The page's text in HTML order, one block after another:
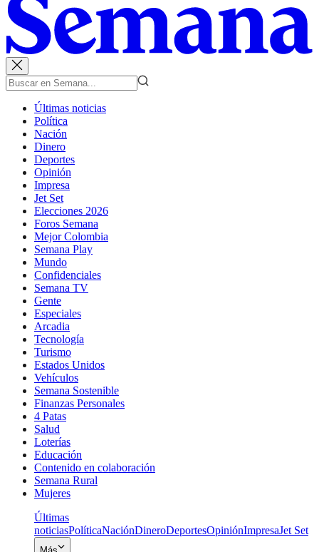
Últimas noticias
Política
Nación
Dinero
Deportes
Opinión
Impresa
Jet Set
Elecciones 2026
Foros Semana
Mejor Colombia
Semana Play
Mundo
Confidenciales
Semana TV
Gente
Especiales
Arcadia
Tecnología
Turismo
Estados Unidos
Vehículos
Semana Sostenible
Finanzas Personales
4 Patas
Salud
Loterías
Educación
Contenido en colaboración
Semana Rural
Mujeres
Últimas
noticiasPolíticaNaciónDineroDeportesOpiniónImpresaJet Set